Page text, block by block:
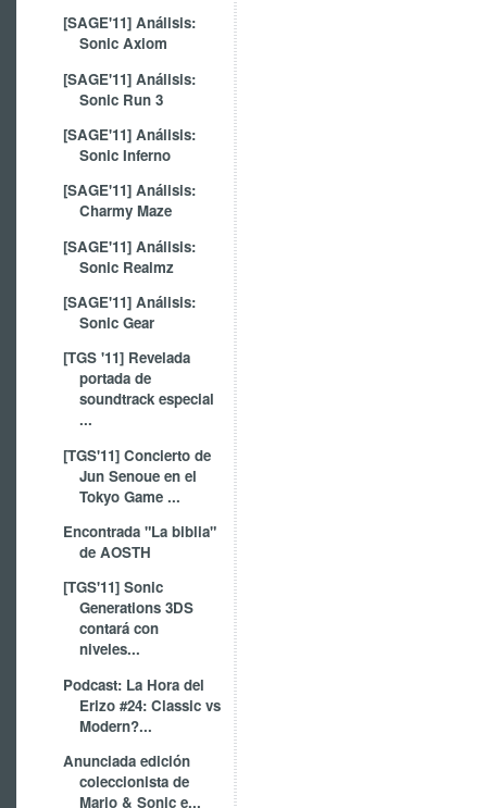
[SAGE'11] Análisis:
Sonic Axiom
[SAGE'11] Análisis:
Sonic Run 3
[SAGE'11] Análisis:
Sonic Inferno
[SAGE'11] Análisis:
Charmy Maze
[SAGE'11] Análisis:
Sonic Realmz
[SAGE'11] Análisis:
Sonic Gear
[TGS '11] Revelada
portada de
soundtrack especial
...
[TGS'11] Concierto de
Jun Senoue en el
Tokyo Game ...
Encontrada "La biblia"
de AOSTH
[TGS'11] Sonic
Generations 3DS
contará con
niveles...
Podcast: La Hora del
Erizo #24: Classic vs
Modern?...
Anunciada edición
coleccionista de
Mario & Sonic e...